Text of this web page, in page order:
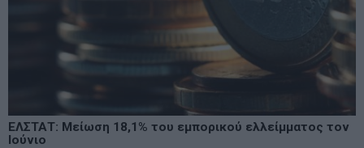
ΕΛΣΤΑΤ: Μείωση 18,1% του εμπορικού ελλείμματος τον
Ιούνιο